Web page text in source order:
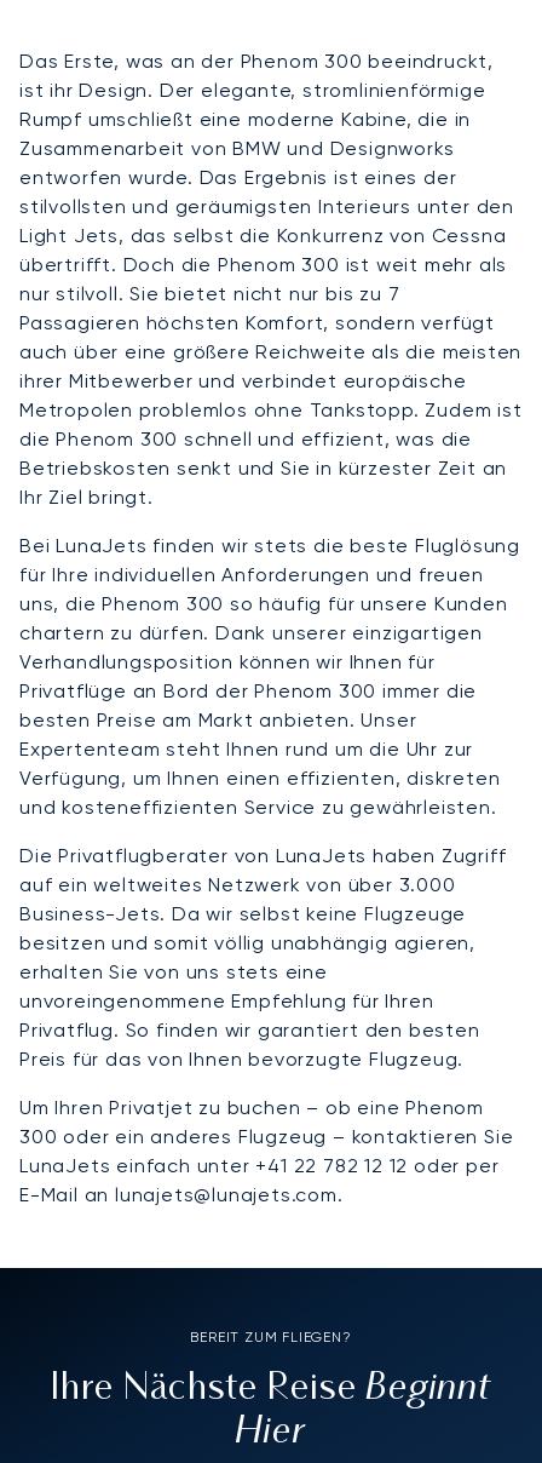
Das Erste, was an der Phenom 300 beeindruckt,
ist ihr Design. Der elegante, stromlinienförmige
Rumpf umschließt eine moderne Kabine, die in
Zusammenarbeit von BMW und Designworks
entworfen wurde. Das Ergebnis ist eines der
stilvollsten und geräumigsten Interieurs unter den
Light Jets, das selbst die Konkurrenz von Cessna
übertrifft. Doch die Phenom 300 ist weit mehr als
nur stilvoll. Sie bietet nicht nur bis zu 7
Passagieren höchsten Komfort, sondern verfügt
auch über eine größere Reichweite als die meisten
ihrer Mitbewerber und verbindet europäische
Metropolen problemlos ohne Tankstopp. Zudem ist
die Phenom 300 schnell und effizient, was die
Betriebskosten senkt und Sie in kürzester Zeit an
Ihr Ziel bringt.
Bei LunaJets finden wir stets die beste Fluglösung
für Ihre individuellen Anforderungen und freuen
uns, die Phenom 300 so häufig für unsere Kunden
chartern zu dürfen. Dank unserer einzigartigen
Verhandlungsposition können wir Ihnen für
Privatflüge an Bord der Phenom 300 immer die
besten Preise am Markt anbieten. Unser
Expertenteam steht Ihnen rund um die Uhr zur
Verfügung, um Ihnen einen effizienten, diskreten
und kosteneffizienten Service zu gewährleisten.
Die Privatflugberater von LunaJets haben Zugriff
auf ein weltweites Netzwerk von über 3.000
Business-Jets. Da wir selbst keine Flugzeuge
besitzen und somit völlig unabhängig agieren,
erhalten Sie von uns stets eine
unvoreingenommene Empfehlung für Ihren
Privatflug. So finden wir garantiert den besten
Preis für das von Ihnen bevorzugte Flugzeug.
Um Ihren Privatjet zu buchen – ob eine Phenom
300 oder ein anderes Flugzeug – kontaktieren Sie
LunaJets einfach unter +41 22 782 12 12 oder per
E-Mail an lunajets@lunajets.com.
BEREIT ZUM FLIEGEN?
Ihre Nächste ReiseBeginnt
Hier